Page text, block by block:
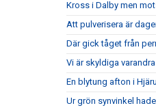
Kross i Dalby men
Att pulverisera är
Där gick tåget från
Vi är skyldiga
En blytung afton i
Ur grön synvinkel